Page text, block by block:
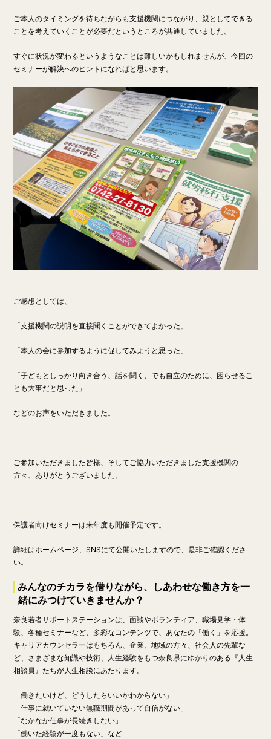
ご本人のタイミングを待ちながらも支援機関につながり、親としてできる
ことを考えていくことが必要だというところが共通していました。
すぐに状況が変わるというようなことは難しいかもしれませんが、今回の
セミナーが解決へのヒントになればと思います。
ご感想としては、
「支援機関の説明を直接聞くことができてよかった」
「本人の会に参加するように促してみようと思った」
「子どもとしっかり向き合う、話を聞く、でも自立のために、困らせるこ
とも大事だと思った」
などのお声をいただきました。
ご参加いただきました皆様、そしてご協力いただきました支援機関の
方々、ありがとうございました。
保護者向けセミナーは来年度も開催予定です。
詳細はホームページ、SNSにて公開いたしますので、是非ご確認くださ
い。
みんなのチカラを借りながら、しあわせな働き方を一
緒にみつけていきませんか？
奈良若者サポートステーションは、面談やボランティア、職場見学・体
験、各種セミナーなど、多彩なコンテンツで、あなたの「働く」を応援。
キャリアカウンセラーはもちろん、企業、地域の方々、社会人の先輩な
ど、さまざまな知識や技術、人生経験をもつ奈良県にゆかりのある『人生
相談員』たちが人生相談にあたります。
「働きたいけど、どうしたらいいかわからない」
「仕事に就いていない無職期間があって自信がない」
「なかなか仕事が長続きしない」
「働いた経験が一度もない」など